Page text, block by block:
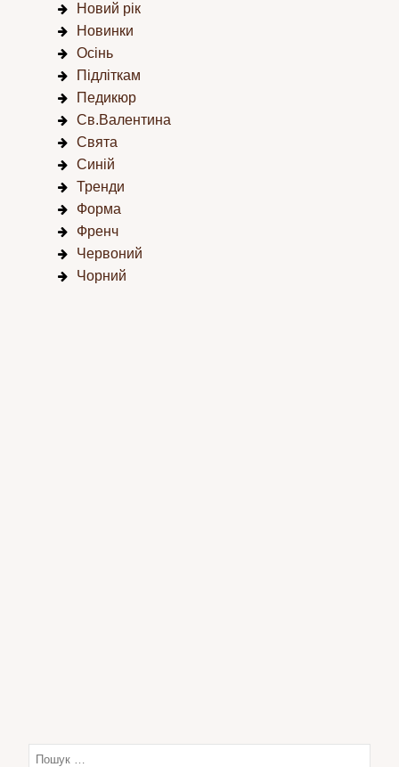
Новий рік
Новинки
Осінь
Підліткам
Педикюр
Св.Валентина
Свята
Синій
Тренди
Форма
Френч
Червоний
Чорний